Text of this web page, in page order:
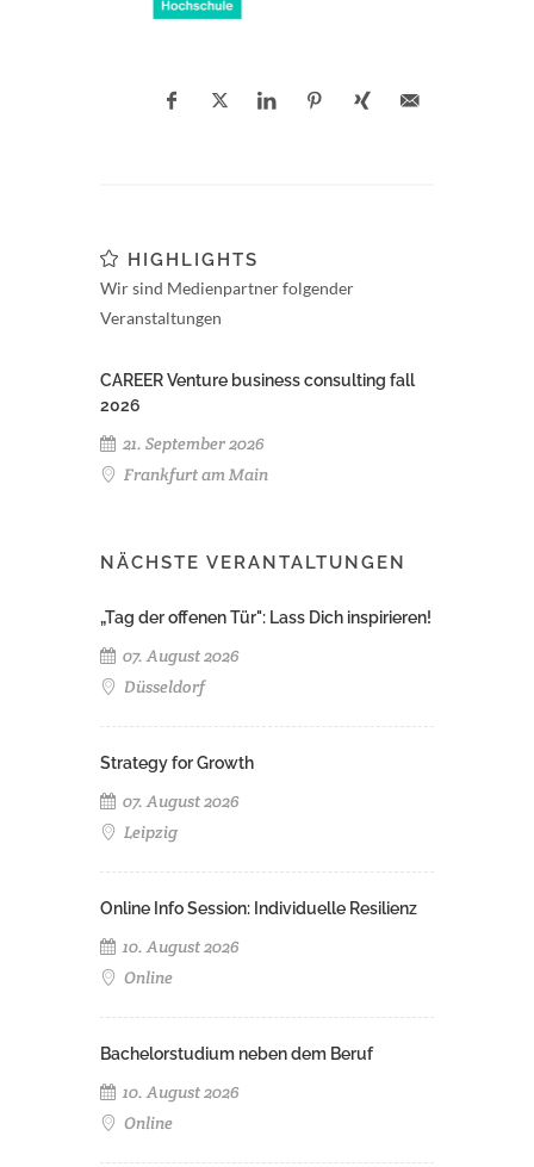
HIGHLIGHTS
Wir sind Medienpartner folgender
Veranstaltungen
CAREER Venture business consulting fall
2026
21. September 2026
Frankfurt am Main
NÄCHSTE VERANTALTUNGEN
„Tag der offenen Tür": Lass Dich inspirieren!
07. August 2026
Düsseldorf
Strategy for Growth
07. August 2026
Leipzig
Online Info Session: Individuelle Resilienz
10. August 2026
Online
Bachelorstudium neben dem Beruf
10. August 2026
Online